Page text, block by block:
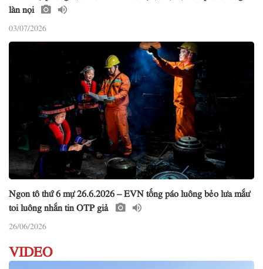
làn nọi
03/07/2026
Ngon tô thứ 6 mự 26.6.2026 – EVN tống páo luông bẻo lưa mắư
toi luông nhắn tin OTP giả
26/06/2026
VIDEO